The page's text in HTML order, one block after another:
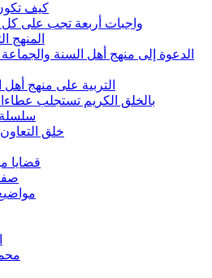
كيف
واجبات أربعة تجب على
المنهج
الدعوة إلى منهج أهل السنة
التربية على منهج
بالخلق الكريم تستجلب
سلسلة
خلق
قضايا